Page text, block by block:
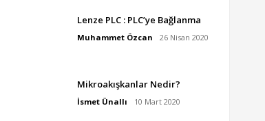
Lenze PLC : PLC’ye Bağlanma
Muhammet Özcan 26 Nisan 2020
Mikroakışkanlar Nedir?
İsmet Ünallı 10 Mart 2020